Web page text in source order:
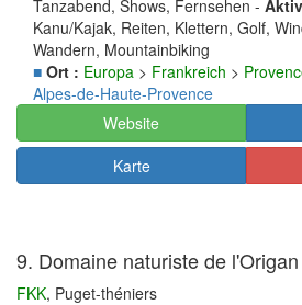
Tanzabend, Shows, Fernsehen -
Kanu/Kajak, Reiten, Klettern, Golf,
Wandern, Mountainbiking
■ Ort : Europa > Frankreich >
Alpes-de-Haute-Provence
Website
Karte
9. Domaine naturiste de
FKK, Puget-théniers